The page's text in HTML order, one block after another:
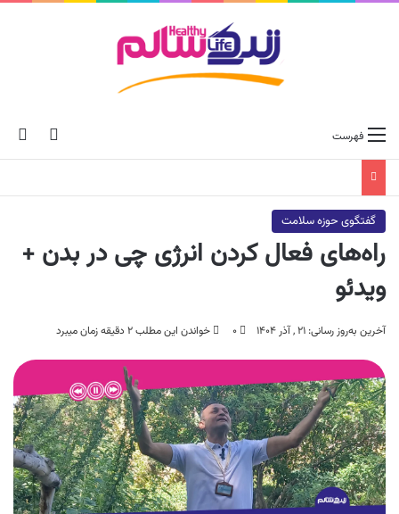
skin فهرست
گفتگوی حوزه سلامت
راه‌های فعال کردن انرژی چی در بدن +
ویدئو
آخرین به‌روز رسانی: ۲۱ , آذر ۱۴۰۴ ۰ خواندن این مطلب ۲ دقیقه زمان میبرد